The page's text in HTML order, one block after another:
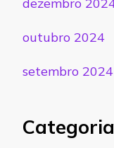
dezembro
outubro 2024
setembro 2024